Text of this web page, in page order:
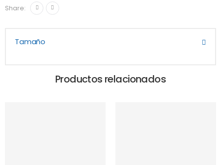
Share:
Tamaño
Productos relacionados